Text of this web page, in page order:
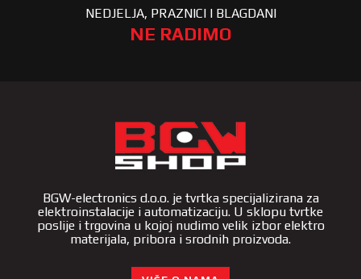
NEDJELJA, PRAZNICI I BLAGDANI
NE RADIMO
BGW-electronics d.o.o. je tvrtka specijalizirana za
elektroinstalacije i automatizaciju. U sklopu tvrtke
poslije i trgovina u kojoj nudimo velik izbor elektro
materijala, pribora i srodnih proizvoda.